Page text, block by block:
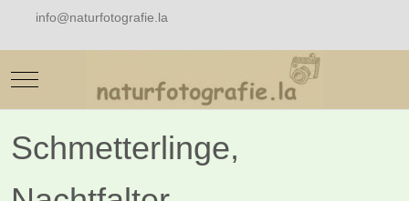
info@naturfotografie.la
Mobile Menu Toggle
Schmetterlinge,